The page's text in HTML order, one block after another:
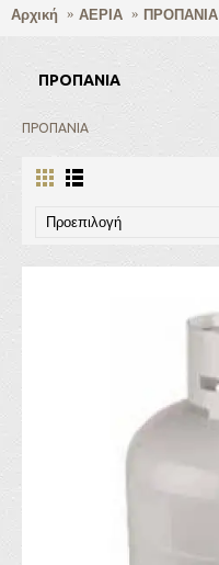
Αρχική ΑΕΡΙΑ ΠΡΟΠΑΝΙΑ
ΠΡΟΠΑΝΙΑ
ΠΡΟΠΑΝΙΑ